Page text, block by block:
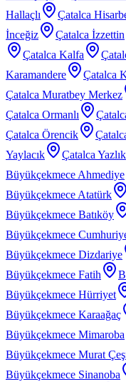
Hallaçlı
Çatalca
İnceğiz
Çatalca İzzettin
Çatalca Kalfa
Karamandere
Çatalca
Çatalca Muratbey Merkez
Çatalca Ormanlı
Çatalca Örencik
Yaylacık
Çatalca Yazlık
Büyükçekmece Ahmediye
Büyükçekmece Atatürk
Büyükçekmece Batıköy
Büyükçekmece
Büyükçekmece Dizdariye
Büyükçekmece Fatih
Büyükçekmece Hürriyet
Büyükçekmece Karaağaç
Büyükçekmece Mimaroba
Büyükçekmece Murat
Büyükçekmece Sinanoba